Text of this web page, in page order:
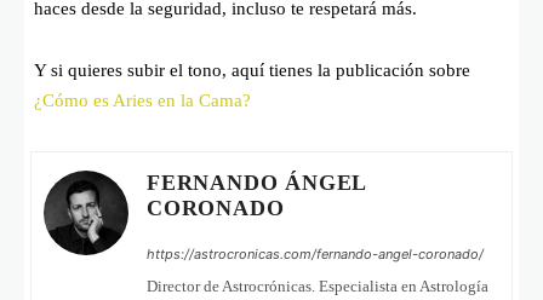
haces desde la seguridad, incluso te respetará más.
Y si quieres subir el tono, aquí tienes la publicación sobre
¿Cómo es Aries en la Cama?
FERNANDO ÁNGEL
CORONADO
https://astrocronicas.com/fernando-angel-coronado/
Director de Astrocrónicas. Especialista en Astrología